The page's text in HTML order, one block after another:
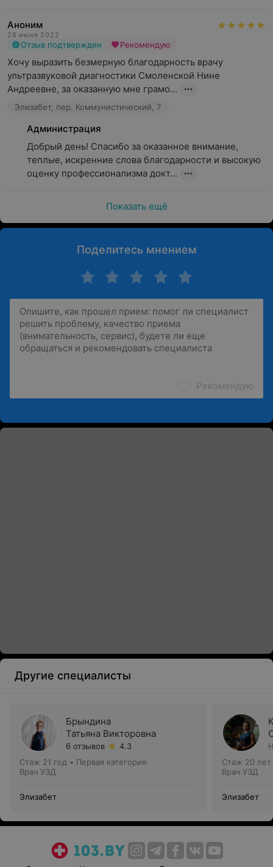
Аноним
28 июня 2022
Отзыв подтвержден Рекомендую
Хочу выразить безмерную благодарность врачу
ультразвуковой диагностики Смоленской Нине
Андреевне, за оказанную мне грамо...
Элизабет, пер. Коммунистический, 7
Администрация
Добрый день! Спасибо за оказанное внимание,
теплые, искренние слова благодарности и высокую
оценку профессионализма докт...
Показать ещё
Поделитесь мнением
Рекомендую
Другие специалисты
Брындина
Татьяна Викторовна
6 отзывов
4.3
Стаж 21 год • Первая категория
Врач УЗД
Элизабет
Стаж 20 лет
Врач УЗД
Элизабет